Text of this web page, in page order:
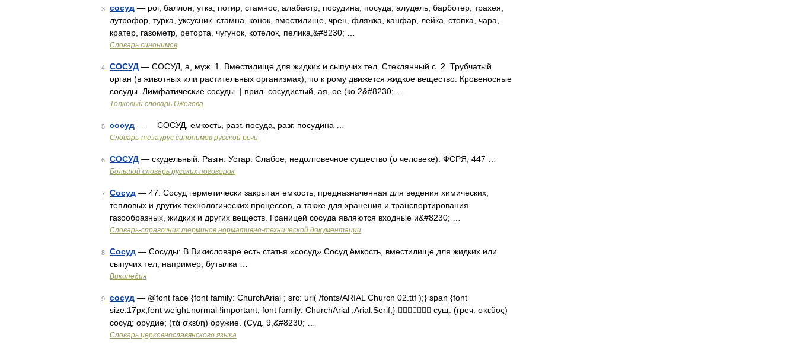
3 сосуд — рог, баллон, утка, потир, стамнос, алабастр, посудина, посуда, алудель, барботер, трахея,
лутрофор, турка, уксусник, стамна, конок, вместилище, чрен, фляжка, канфар, лейка, стопка, чара,
кратер, газометр, реторта, чугунок, котелок, пелика,&#8230; …
Словарь синонимов
4 СОСУД — СОСУД, а, муж. 1. Вместилище для жидких и сыпучих тел. Стеклянный с. 2. Трубчатый
орган (в животных или растительных организмах), по к рому движется жидкое вещество. Кровеносные
сосуды. Лимфатические сосуды. | прил. сосудистый, ая, ое (ко 2&#8230; …
Толковый словарь Ожегова
5 сосуд — СОСУД, емкость, разг. посуда, разг. посудина …
Словарь-тезаурус синонимов русской речи
6 СОСУД — скудельный. Разгн. Устар. Слабое, недолговечное существо (о человеке). ФСРЯ, 447 …
Большой словарь русских поговорок
7 Сосуд — 47. Сосуд герметически закрытая емкость, предназначенная для ведения химических,
тепловых и других технологических процессов, а также для хранения и транспортирования
газообразных, жидких и других веществ. Границей сосуда являются входные и&#8230; …
Словарь-справочник терминов нормативно-технической документации
8 Сосуд — Сосуды: В Викисловаре есть статья «сосуд» Сосуд ёмкость, вместилище для жидких или
сыпучих тел, например, бутылка …
Википедия
9 сосуд — @font face {font family: ChurchArial ; src: url( /fonts/ARIAL Church 02.ttf );} span {font
size:17px;font weight:normal !important; font family: ChurchArial ,Arial,Serif;}  сущ. (греч. σκεῦος)
сосуд; орудие; (τὰ σκεύη) оружие. (Суд. 9,&#8230; …
Словарь церковнославянского языка